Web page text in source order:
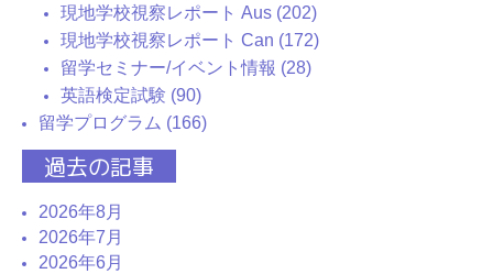
現地学校視察レポート Aus (202)
現地学校視察レポート Can (172)
留学セミナー/イベント情報 (28)
英語検定試験 (90)
留学プログラム (166)
過去の記事
2026年8月
2026年7月
2026年6月